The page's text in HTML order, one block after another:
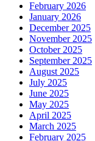
February 2026
January 2026
December 2025
November 2025
October 2025
September 2025
August 2025
July 2025
June 2025
May 2025
April 2025
March 2025
February 2025